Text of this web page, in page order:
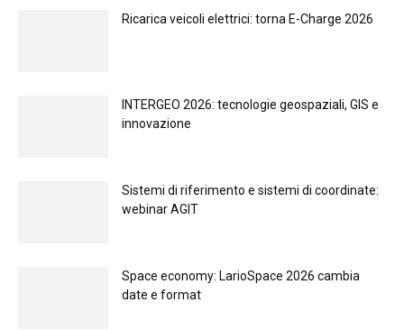
Ricarica veicoli elettrici: torna E-Charge 2026
INTERGEO 2026: tecnologie geospaziali, GIS e
innovazione
Sistemi di riferimento e sistemi di coordinate:
webinar AGIT
Space economy: LarioSpace 2026 cambia
date e format